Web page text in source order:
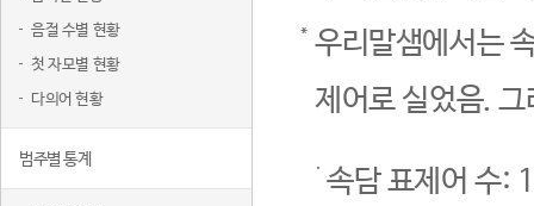
음절 수별 현황
첫 자모별 현황
다의어 현황
범주별 통계
우리말샘에서는
제어로 실었음.
속담 표제어 수: